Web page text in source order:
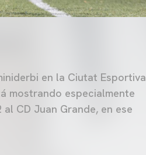
en la Ciutat Esportiva
mostrando especialmente
CD Juan Grande, en ese